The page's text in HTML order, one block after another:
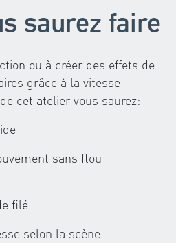
saurez faire
ou à créer des effets de
grâce à la vitesse
cet atelier vous saurez:
sans flou
filé
selon la scène